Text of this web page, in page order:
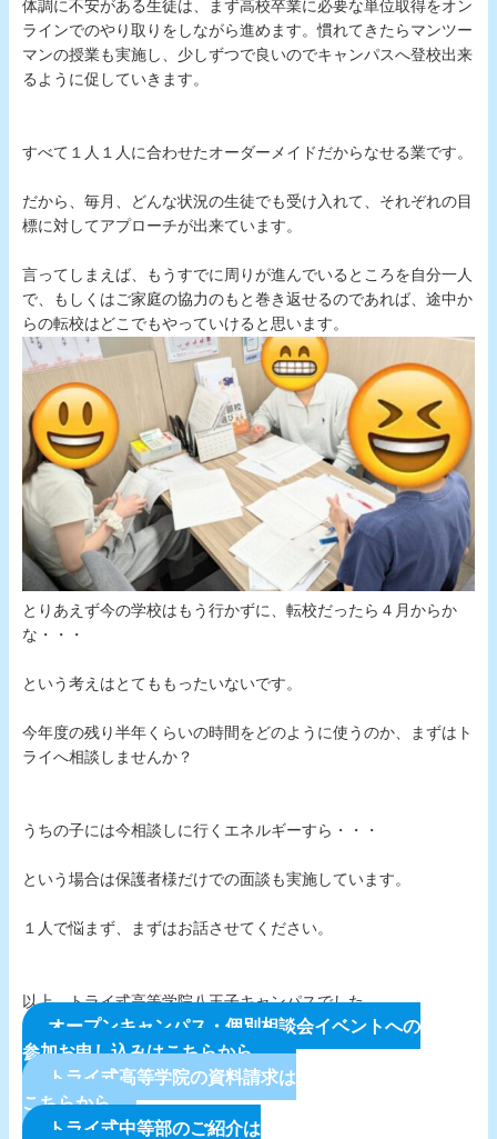
体調に不安がある生徒は、まず高校卒業に必要な単位取得をオン
ラインでのやり取りをしながら進めます。慣れてきたらマンツー
マンの授業も実施し、少しずつで良いのでキャンパスへ登校出来
るように促していきます。
すべて１人１人に合わせたオーダーメイドだからなせる業です。
だから、毎月、どんな状況の生徒でも受け入れて、それぞれの目
標に対してアプローチが出来ています。
言ってしまえば、もうすでに周りが進んでいるところを自分一人
で、もしくはご家庭の協力のもと巻き返せるのであれば、途中か
らの転校はどこでもやっていけると思います。
とりあえず今の学校はもう行かずに、転校だったら４月からか
な・・・
という考えはとてももったいないです。
今年度の残り半年くらいの時間をどのように使うのか、まずはト
ライへ相談しませんか？
うちの子には今相談しに行くエネルギーすら・・・
という場合は保護者様だけでの面談も実施しています。
１人で悩まず、まずはお話させてください。
以上、トライ式高等学院八王子キャンパスでした。
オープンキャンパス・個別相談会イベントへの
参加お申し込みはこちらから
トライ式高等学院の資料請求は
こちらから
トライ式中等部のご紹介は